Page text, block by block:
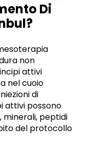
Di
non
attivi
nel cuoio
di
attivi possono
minerali, peptidi
del protocollo